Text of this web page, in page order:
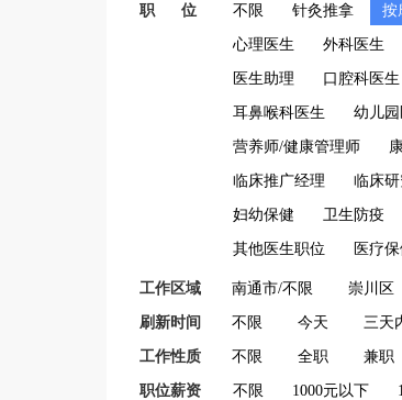
职 位 不限 针灸推拿 按
心理医生 外科医生
医生助理 口腔科医生
耳鼻喉科医生 幼儿
营养师/健康管理师
临床推广经理 临床
妇幼保健 卫生防疫
其他医生职位 医疗
工作区域 南通市/不限 崇川区
刷新时间 不限 今天 三天
工作性质 不限 全职 兼职
职位薪资 不限 1000元以下